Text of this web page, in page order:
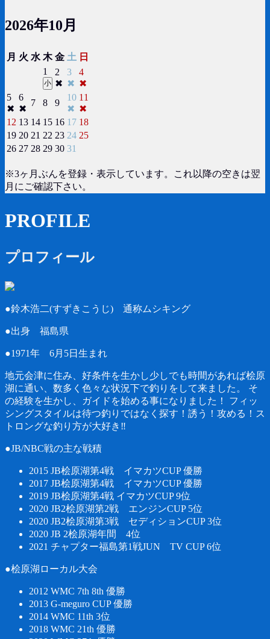
2026年10月
月 火 水 木 金 土 日
1
小
2
✖
3
✖
4
✖
5
✖
6
✖
7 8 9
10
✖
11
✖
12 13 14 15 16 17 18
19 20 21 22 23 24 25
26 27 28 29 30 31
※3ヶ月ぶんを登録・表示しています。これ以降の空きは翌
月にご確認下さい。
PROFILE
プロフィール
●鈴木浩二(すずきこうじ) 通称ムシキング
●出身 福島県
●1971年 6月5日生まれ
地元会津に住み、好条件を生かし少しでも時間があれば桧原
湖に通い、数多く色々な状況下で釣りをして来ました。 そ
の経験を生かし、ガイドを始める事になりました！ フィッ
シングスタイルは待つ釣りではなく探す！誘う！攻める！ス
トロングな釣り方が大好き‼︎
●JB/NBC戦の主な戦積
2015 JB桧原湖第4戦 イマカツCUP 優勝
2017 JB桧原湖第4戦 イマカツCUP 優勝
2019 JB桧原湖第4戦 イマカツCUP 9位
2020 JB2桧原湖第2戦 エンジンCUP 5位
2020 JB2桧原湖第3戦 セディションCUP 3位
2020 JB 2桧原湖年間 4位
2021 チャプター福島第1戦JUN TV CUP 6位
●桧原湖ローカル大会
2012 WMC 7th 8th 優勝
2013 G-meguro CUP 優勝
2014 WMC 11th 3位
2018 WMC 21th 優勝